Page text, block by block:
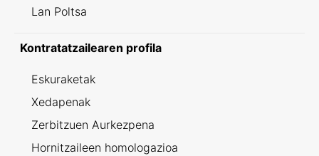
Lan Poltsa
Kontratatzailearen profila
Eskuraketak
Xedapenak
Zerbitzuen Aurkezpena
Hornitzaileen homologazioa